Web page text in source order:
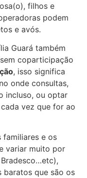
filhos e
podem
e avós.
Guará também
coparticipação
, isso significa
onde consultas,
incluso, ou optar
vez que for ao
familiares e os
variar muito por
baratos que são os